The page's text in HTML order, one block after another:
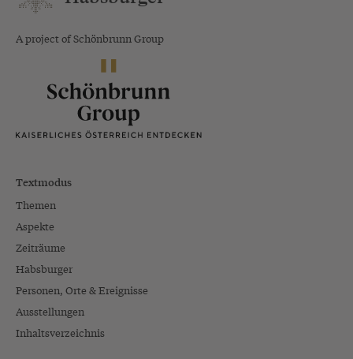
A project of Schönbrunn Group
Textmodus
Themen
Aspekte
Zeiträume
Habsburger
Personen, Orte & Ereignisse
Ausstellungen
Inhaltsverzeichnis